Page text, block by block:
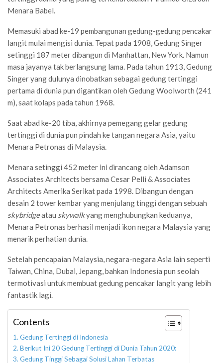
Menara Babel.
Memasuki abad ke-19 pembangunan gedung-gedung pencakar
langit mulai mengisi dunia. Tepat pada 1908, Gedung Singer
setinggi 187 meter dibangun di Manhattan, New York. Namun
masa jayanya tak berlangsung lama. Pada tahun 1913, Gedung
Singer yang dulunya dinobatkan sebagai gedung tertinggi
pertama di dunia pun digantikan oleh Gedung Woolworth (241
m), saat kolaps pada tahun 1968.
Saat abad ke-20 tiba, akhirnya pemegang gelar gedung
tertinggi di dunia pun pindah ke tangan negara Asia, yaitu
Menara Petronas di Malaysia.
Menara setinggi 452 meter ini dirancang oleh Adamson
Associates Architects bersama Cesar Pelli & Associates
Architects Amerika Serikat pada 1998. Dibangun dengan
desain 2 tower kembar yang menjulang tinggi dengan sebuah
skybridgeatau skywalkyang menghubungkan keduanya,
Menara Petronas berhasil menjadi ikon negara Malaysia yang
menarik perhatian dunia.
Setelah pencapaian Malaysia, negara-negara Asia lain seperti
Taiwan, China, Dubai, Jepang, bahkan Indonesia pun seolah
termotivasi untuk membuat gedung pencakar langit yang lebih
fantastik lagi.
Contents
Gedung Tertinggi di Indonesia
Berikut Ini 20 Gedung Tertinggi di Dunia Tahun 2020:
Gedung Tinggi Sebagai Solusi Lahan Terbatas